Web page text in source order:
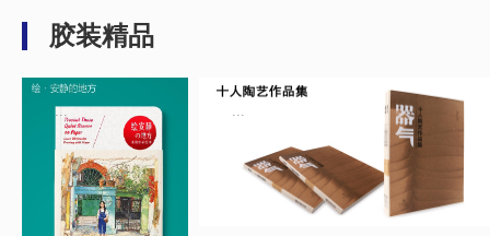
胶装精品
... ...